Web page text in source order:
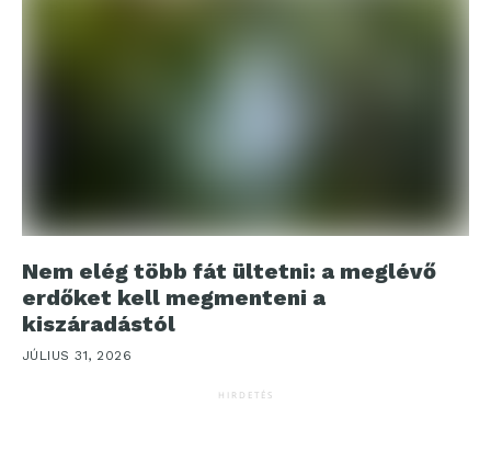
Nem elég több fát ültetni: a meglévő
erdőket kell megmenteni a
kiszáradástól
JÚLIUS 31, 2026
HIRDETÉS